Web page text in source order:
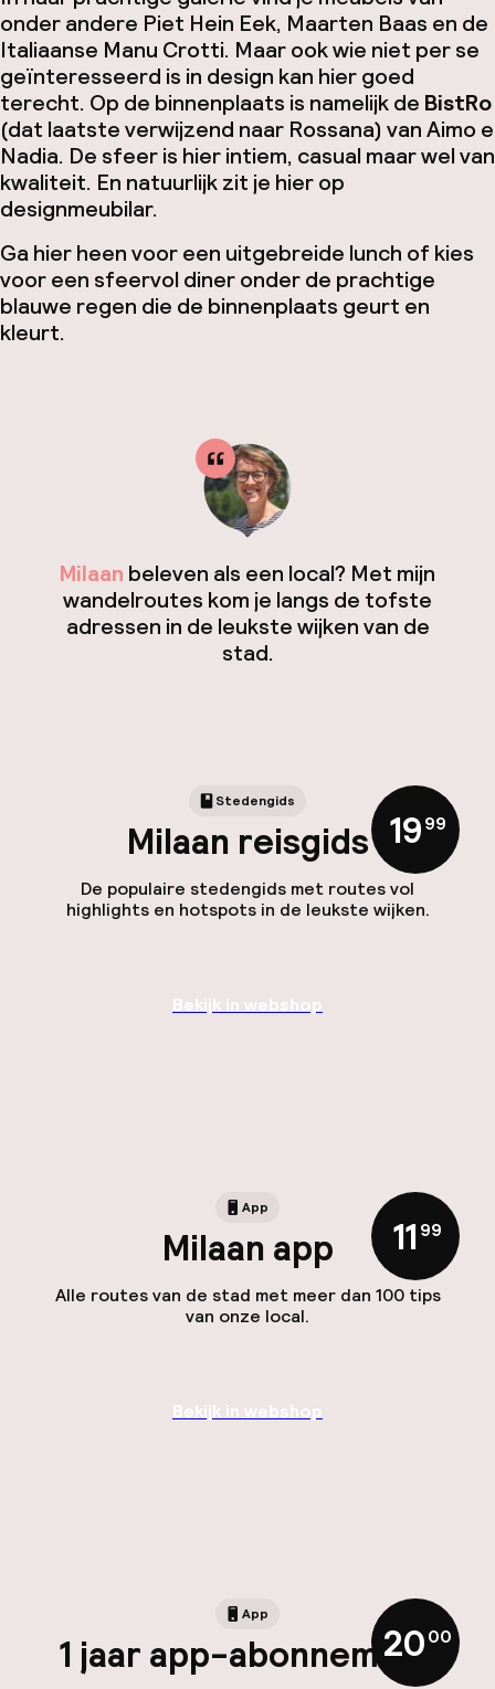
onder andere Piet Hein Eek, Maarten Baas en de
Italiaanse Manu Crotti. Maar ook wie niet per se
geïnteresseerd is in design kan hier goed
terecht. Op de binnenplaats is namelijk de BistRo
(dat laatste verwijzend naar Rossana) van Aimo e
Nadia. De sfeer is hier intiem, casual maar wel van
kwaliteit. En natuurlijk zit je hier op
designmeubilar.
Ga hier heen voor een uitgebreide lunch of kies
voor een sfeervol diner onder de prachtige
blauwe regen die de binnenplaats geurt en
kleurt.
Milaan beleven als een local? Met mijn
wandelroutes kom je langs de tofste
adressen in de leukste wijken van de
stad.
Stedengids
Milaan reisgids
De populaire stedengids met routes vol
highlights en hotspots in de leukste wijken.
19,99
Bekijk in webshop
App
Milaan app
Alle routes van de stad met meer dan 100 tips
van onze local.
11 ,99
Bekijk in webshop
App
1 jaar app-abonnement
20,00